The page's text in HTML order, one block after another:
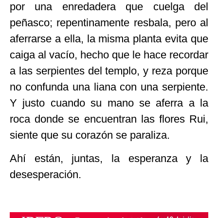
por una enredadera que cuelga del
peñasco; repentinamente resbala, pero al
aferrarse a ella, la misma planta evita que
caiga al vacío, hecho que le hace recordar
a las serpientes del templo, y reza porque
no confunda una liana con una serpiente.
Y justo cuando su mano se aferra a la
roca donde se encuentran las flores Rui,
siente que su corazón se paraliza.
Ahí están, juntas, la esperanza y la
desesperación.